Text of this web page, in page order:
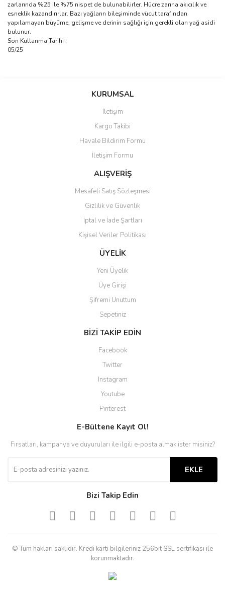
zarlarında %25 ile %75 nispet de bulunabilirler. Hücre zarına akıcılık ve
esneklik kazandırırlar. Bazı yağların bileşiminde vücut tarafından
yapılamayan büyüme, gelişme ve derinin sağlığı için gerekli olan yağ asidi
bulunur.
Son Kullanma Tarihi ;
05/25
Ürünün kokusu hoştu damlalıklı şişede pat patla sarılmış şekilde
geldi mamalarda çok güzel koku yaratıyor kuşların ilgisini
Ürün resmi kalitesiz, bozuk veya görüntülenemiyor.
Ürün açıklamasında eksik bilgiler bulunuyor.
Ürün bilgilerinde hatalar bulunuyor.
Ürün fiyatı diğer sitelerden daha pahalı.
Gönder
KURUMSAL
İletişim
Kargo Takibi
Havale Bildirim Formu
İletişim Formu
ALIŞVERİŞ
Mesafeli Satış Sözleşmesi
Gizlilik ve Güvenlik
İptal ve İade Şartları
Kişisel Veriler Politikası
ÜYELİK
Yeni Üyelik
Üye Girişi
Şifremi Unuttum
Sepetiniz
BİZİ TAKİP EDİN
Facebook
Twitter
Instagram
Youtube
Pinterest
E-Bültene Kayıt Ol!
Fırsatları, kampanya ve duyuruları ile ilgili e-posta almak ister misiniz?
EKLE
Bizi Takip Edin
© Tüm hakları saklıdır. Kredi kartı bilgileriniz 256bit SSL sertifikası ile
korunmaktadır.